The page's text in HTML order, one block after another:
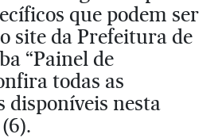
que podem ser
site da Prefeitura de
“Painel de
todas as
disponíveis nesta